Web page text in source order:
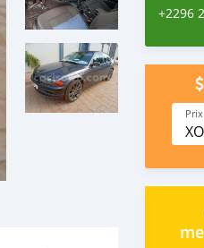
+2296
Prix